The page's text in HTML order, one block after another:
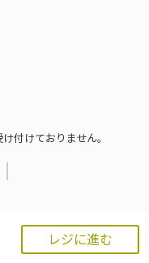
レジに進む
付けておりません。